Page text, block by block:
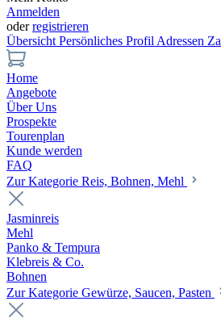
Anmelden
oderregistrieren
Übersicht Persönliches Profil Adressen
Home
Angebote
Über Uns
Prospekte
Tourenplan
Kunde werden
FAQ
Zur Kategorie Reis, Bohnen, Mehl
Jasminreis
Mehl
Panko & Tempura
Klebreis & Co.
Bohnen
Zur Kategorie Gewürze, Saucen, Pasten